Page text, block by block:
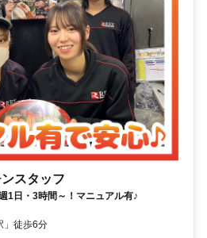
スタッフ
1日・3時間～！マニュアル有♪
」徒歩6分